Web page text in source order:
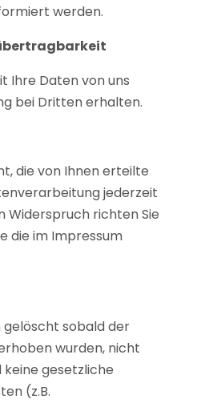
werden.
Ihre Daten von uns
bei Dritten erhalten.
die von Ihnen erteilte
jederzeit
Widerspruch richten Sie
die im Impressum
sobald der
wurden, nicht
gesetzliche
(z.B.